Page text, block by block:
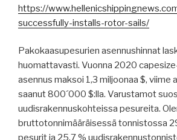
https://
successfully-installs-rotor-sails/
Pakokaasupesurien asennushinnat
huomattavasti. Vuonna 2020
asennus maksoi 1,3 miljoonaa $, viime
saanut 800´000 $:lla. Varustamot
uudisrakennuskohteissa pesureita.
bruttotonnimääräisessä tonnistossa
pesurit ja 25,7 %